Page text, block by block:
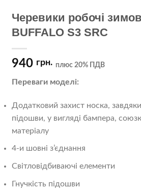
Черевики робочі
BUFFALO S3 SRC
940 грн. плюс 20% ПДВ
Переваги моделі:
Додатковий захист носка,
підошви, у вигляді бампера,
матеріалу
4-и шовні з’єднання
Світловідбиваючі елементи
Гнучкість підошви